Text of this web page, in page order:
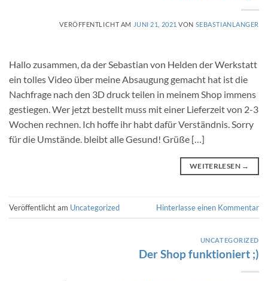
VERÖFFENTLICHT AM JUNI 21, 2021 VON SEBASTIANLANGER
Hallo zusammen, da der Sebastian von Helden der Werkstatt
ein tolles Video über meine Absaugung gemacht hat ist die
Nachfrage nach den 3D druck teilen in meinem Shop immens
gestiegen. Wer jetzt bestellt muss mit einer Lieferzeit von 2-3
Wochen rechnen. Ich hoffe ihr habt dafür Verständnis. Sorry
für die Umstände. bleibt alle Gesund! Grüße […]
WEITERLESEN →
Veröffentlicht am Uncategorized Hinterlasse einen Kommentar
UNCATEGORIZED
Der Shop funktioniert ;)